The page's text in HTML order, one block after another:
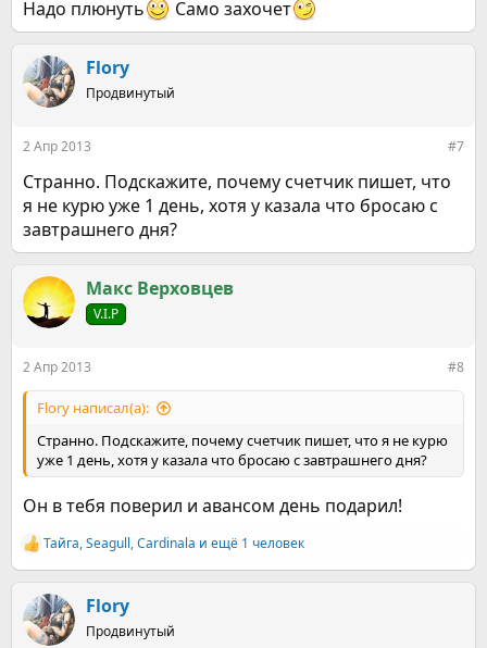
Надо плюнуть Само захочет
Flory
Продвинутый
2 Апр 2013 #7
Странно. Подскажите, почему счетчик пишет, что
я не курю уже 1 день, хотя у казала что бросаю с
завтрашнего дня?
Макс Верховцев
V.I.P
2 Апр 2013 #8
Flory написал(а):
Странно. Подскажите, почему счетчик пишет, что я не курю
уже 1 день, хотя у казала что бросаю с завтрашнего дня?
Он в тебя поверил и авансом день подарил!
Р
е
к
ц
и
Тайга,Seagull,Cardinala и ещё 1 человек
Flory
Продвинутый